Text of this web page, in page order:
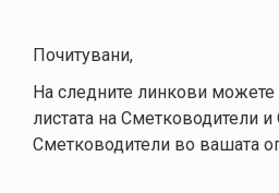
КОНТАКТ
Почитувани,
На следните линкови можете
листата на Сметководители и
Сметководители во вашата